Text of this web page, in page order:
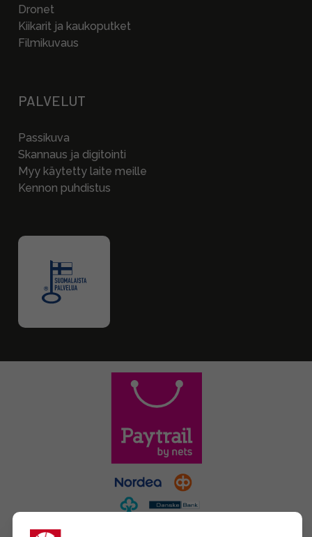
Dronet
Kiikarit ja kaukoputket
Filmikuvaus
PALVELUT
Passikuva
Skannaus ja digitointi
Myy käytetty laite meille
Kennon puhdistus